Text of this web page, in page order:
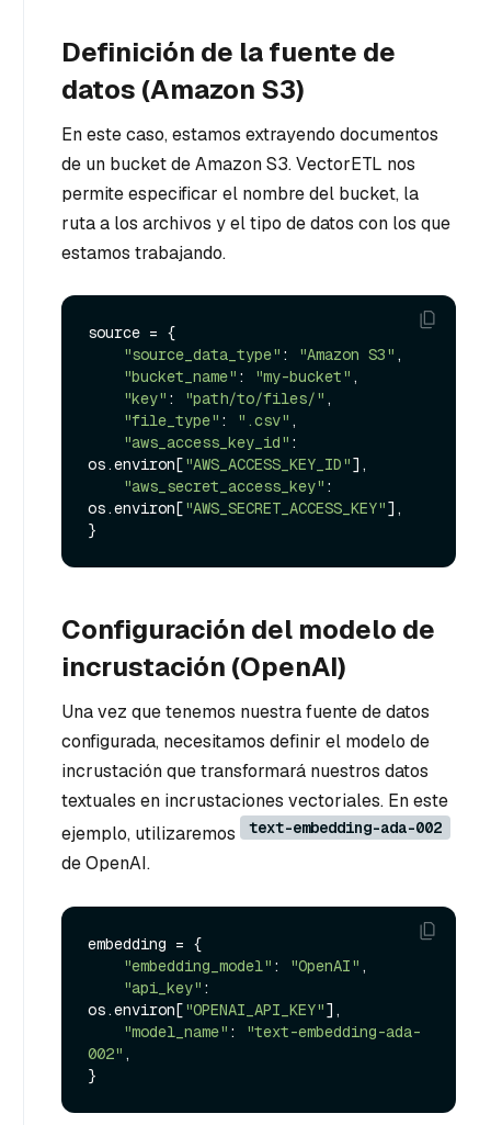
Definición de la fuente de
datos (Amazon S3)
En este caso, estamos extrayendo documentos
de un bucket de Amazon S3. VectorETL nos
permite especificar el nombre del bucket, la
ruta a los archivos y el tipo de datos con los que
estamos trabajando.
source = {
"source_data_type" : "Amazon S3" ,
"bucket_name" : "my-bucket" ,
"key" : "path/to/files/" ,
"file_type" : ".csv" ,
"aws_access_key_id" :
os.environ["AWS_ACCESS_KEY_ID"],
"aws_secret_access_key" :
os.environ["AWS_SECRET_ACCESS_KEY"],
Configuración del modelo de
incrustación (OpenAI)
Una vez que tenemos nuestra fuente de datos
configurada, necesitamos definir el modelo de
incrustación que transformará nuestros datos
textuales en incrustaciones vectoriales. En este
ejemplo, utilizaremos
text-embedding-ada-002
de OpenAI.
embedding = {
"embedding_model" : "OpenAI" ,
"api_key" :
os.environ["OPENAI_API_KEY"],
"model_name" :
"text-embedding-ada-
002" ,